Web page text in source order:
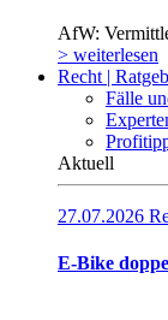
AfW:
> weiterlesen
Recht |
Fälle
Aktuell
27.07.2026
E-Bike